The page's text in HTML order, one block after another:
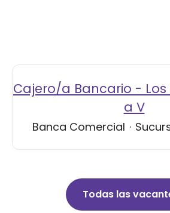
Cajero/a Bancario - Los
a V
Banca Comercial ·
Todas las